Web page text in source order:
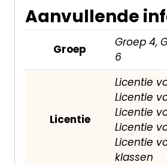
Aanvullende
Groep
Groep 4,
6
Licentie
Licentie
Licentie
Licentie
Licentie
Licentie
klassen